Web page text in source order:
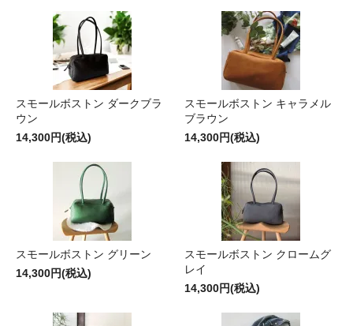
スモールボストン ダークブラ
ウン
14,300円(税込)
スモールボストン キャラメル
ブラウン
14,300円(税込)
スモールボストン グリーン
14,300円(税込)
スモールボストン クロームグ
レイ
14,300円(税込)